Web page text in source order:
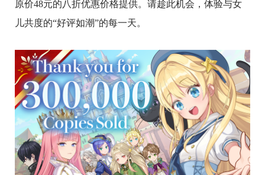
原价48元的八折优惠价格提供。请趁此机会，体验与女
儿共度的“好评如潮”的每一天。